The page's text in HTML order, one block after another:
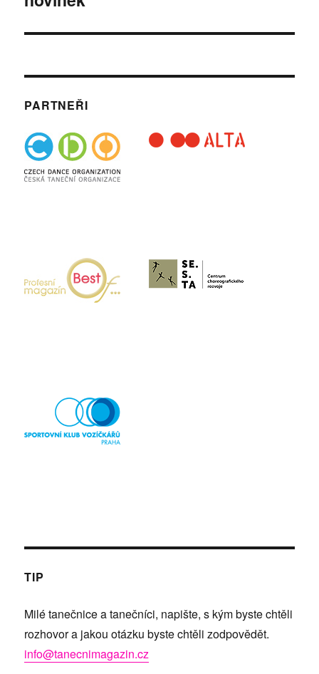
PARTNEŘI
TIP
Milé tanečnice a tanečníci, napište, s kým byste chtěli
rozhovor a jakou otázku byste chtěli zodpovědět.
info@tanecnimagazin.cz